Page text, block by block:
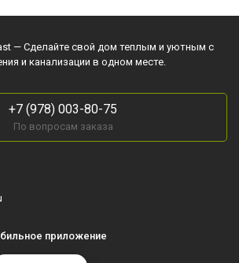
— Сделайте свой дом теплым и уютным с
и канализации в одном месте.
+7 (978) 003-80-75
По вопросам заказа
приложение